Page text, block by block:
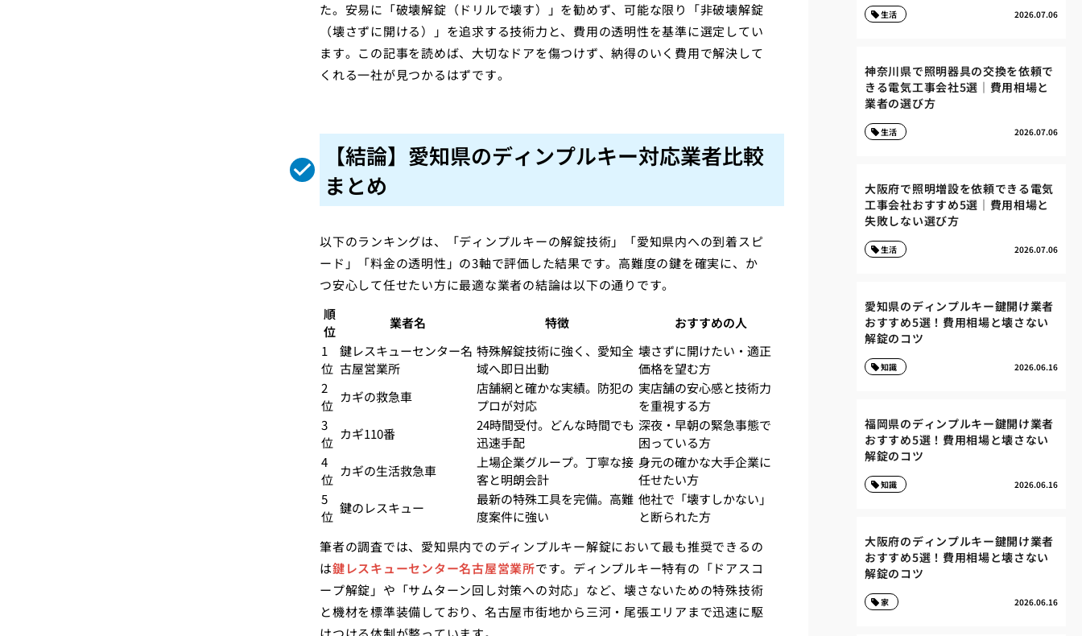
た。安易に「破壊解錠（ドリルで壊す）」を勧めず、可能な限り「非破壊解錠
（壊さずに開ける）」を追求する技術力と、費用の透明性を基準に選定してい
ます。この記事を読めば、大切なドアを傷つけず、納得のいく費用で解決して
くれる一社が見つかるはずです。
【結論】愛知県のディンプルキー対応業者比較
まとめ
以下のランキングは、「ディンプルキーの解錠技術」「愛知県内への到着スピ
ード」「料金の透明性」の3軸で評価した結果です。高難度の鍵を確実に、か
つ安心して任せたい方に最適な業者の結論は以下の通りです。
順
位
業者名 特徴
おすすめの人
1
位
鍵レスキューセンター名
古屋営業所
特殊解錠技術に強く、愛知全
域へ即日出動
壊さずに開けたい・適正
価格を望む方
2
位
カギの救急車
店舗網と確かな実績。防犯の
プロが対応
実店舗の安心感と技術力
を重視する方
3
位
カギ110番
24時間受付。どんな時間でも
迅速手配
深夜・早朝の緊急事態で
困っている方
4
位
カギの生活救急車
上場企業グループ。丁寧な接
客と明朗会計
身元の確かな大手企業に
任せたい方
5
位
鍵のレスキュー
最新の特殊工具を完備。高難
度案件に強い
他社で「壊すしかない」
と断られた方
筆者の調査では、愛知県内でのディンプルキー解錠において最も推奨できるの
は鍵レスキューセンター名古屋営業所です。ディンプルキー特有の「ドアスコ
ープ解錠」や「サムターン回し対策への対応」など、壊さないための特殊技術
と機材を標準装備しており、名古屋市街地から三河・尾張エリアまで迅速に駆
2026.07.06
生活
神奈川県で照明器具の交換を依頼で
きる電気工事会社5選｜費用相場と
業者の選び方
2026.07.06
生活
大阪府で照明増設を依頼できる電気
工事会社おすすめ5選｜費用相場と
失敗しない選び方
2026.07.06
生活
愛知県のディンプルキー鍵開け業者
おすすめ5選！費用相場と壊さない
解錠のコツ
2026.06.16
知識
福岡県のディンプルキー鍵開け業者
おすすめ5選！費用相場と壊さない
解錠のコツ
2026.06.16
知識
大阪府のディンプルキー鍵開け業者
おすすめ5選！費用相場と壊さない
解錠のコツ
2026.06.16
家